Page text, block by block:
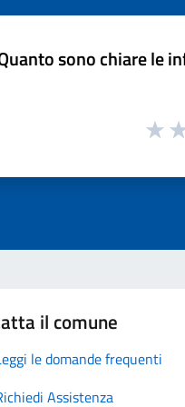
sono chiare le
il comune
le domande frequenti
Assistenza